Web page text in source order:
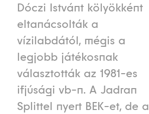
Dóczi Istvánt kölyökként
eltanácsolták a
vízilabdától, mégis a
legjobb játékosnak
választották az 1981-es
ifjúsági vb-n. A Jadran
Splittel nyert BEK-et, de a